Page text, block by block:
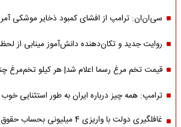
سی‌ان‌ان: ترامپ از افشای کمبود ذخایر موشکی
روایت جدید و تکان‌دهنده دانش‌آموز مینابی از
قیمت تخم مرغ رسما اعلام شد| هر کیلو تخم‌مرغ
ترامپ: همه چیز درباره ایران به طور استثنایی
غافلگیری دولت با واریزی 4